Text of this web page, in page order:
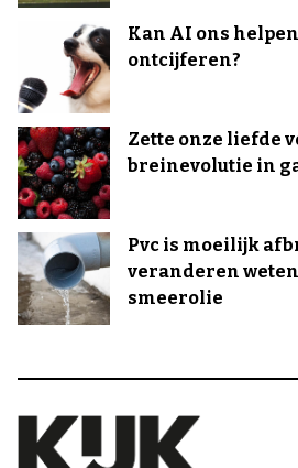
Kan AI ons
ontcijferen?
Zette onze liefde
breinevolutie in
Pvc is moeilijk
veranderen
smeerolie